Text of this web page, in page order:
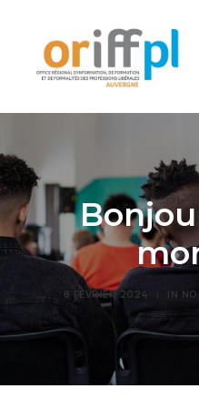
Formations Clermont-
Formations Lyon
Contacts
Recherche
8 FÉVRIER 2024 IN